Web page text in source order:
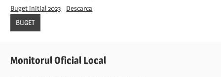
Buget initial 2023 Descarca
BUGET
Monitorul Oficial Local